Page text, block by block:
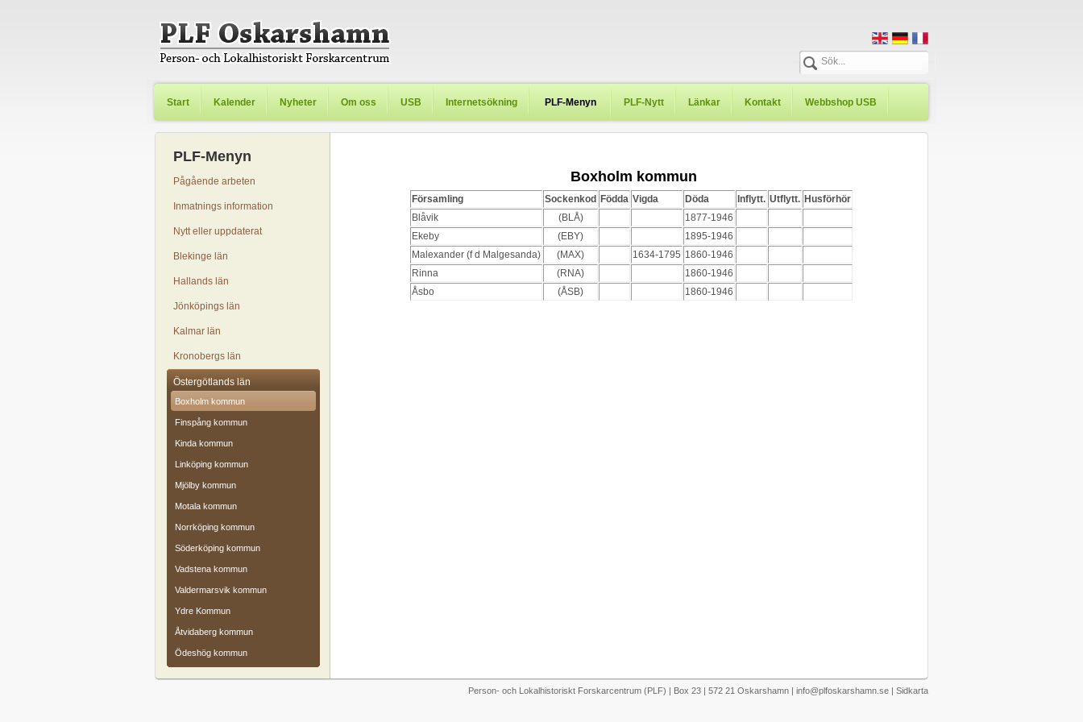
Start Kalender Nyheter Om oss USB Internetsökning PLF-Menyn PLF-Nytt Länkar Kontakt Webbshop USB
PLF-Menyn
Pågående arbeten
Inmatnings information
Nytt eller uppdaterat
Blekinge län
Hallands län
Jönköpings län
Kalmar län
Kronobergs län
Östergötlands län
Boxholm kommun
Finspång kommun
Kinda kommun
Linköping kommun
Mjölby kommun
Motala kommun
Norrköping kommun
Söderköping kommun
Vadstena kommun
Valdermarsvik kommun
Ydre Kommun
Åtvidaberg kommun
Ödeshög kommun
Boxholm kommun
Församling Sockenkod Födda Vigda Döda Inflytt. Utflytt. Husförhör
Blåvik
(BLÅ)
1877-1946
Ekeby
(EBY)
1895-1946
Malexander (f d Malgesanda)
(MAX) 1634-1795 1860-1946
Rinna
(RNA)
1860-1946
Åsbo
(ÅSB) 1860-1946
Person- och Lokalhistoriskt Forskarcentrum (PLF) | Box 23 | 572 21 Oskarshamn | info@plfoskarshamn.se | Sidkarta